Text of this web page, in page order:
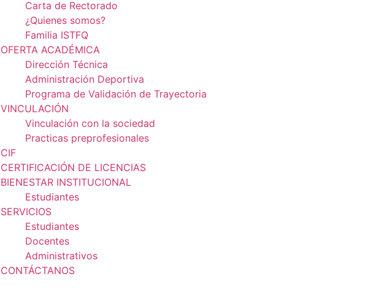
Carta de Rectorado
¿Quienes somos?
Familia ISTFQ
OFERTA ACADÉMICA
Dirección Técnica
Administración Deportiva
Programa de Validación de Trayectoria
VINCULACIÓN
Vinculación con la sociedad
Practicas preprofesionales
CIF
CERTIFICACIÓN DE LICENCIAS
BIENESTAR INSTITUCIONAL
Estudiantes
SERVICIOS
Estudiantes
Docentes
Administrativos
CONTÁCTANOS